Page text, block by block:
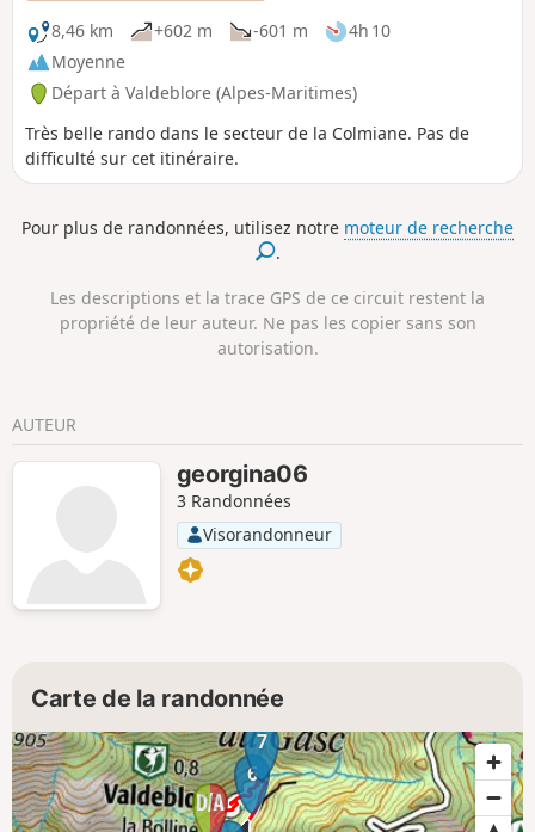
8,46 km
+602 m -601 m
4h 10
Moyenne
Départ à Valdeblore (Alpes-Maritimes)
Très belle rando dans le secteur de la Colmiane. Pas de
difficulté sur cet itinéraire.
Pour plus de randonnées, utilisez notre moteur de recherche
.
Les descriptions et la trace GPS de ce circuit restent la
propriété de leur auteur. Ne pas les copier sans son
autorisation.
AUTEUR
georgina06
3 Randonnées
Visorandonneur
Carte de la randonnée
6
7